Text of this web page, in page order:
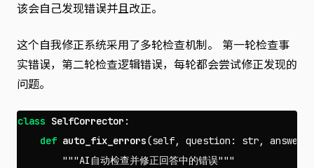
该会自己发现错误并且改正。
这个自我修正系统采用了多轮检查机制。 第一轮检查事
实错误，第二轮检查逻辑错误，每轮都会尝试修正发现的
问题。
class SelfCorrector :
def auto_fix_errors(self, question : str, answer
"""AI自动检查并修正回答中的错误"""